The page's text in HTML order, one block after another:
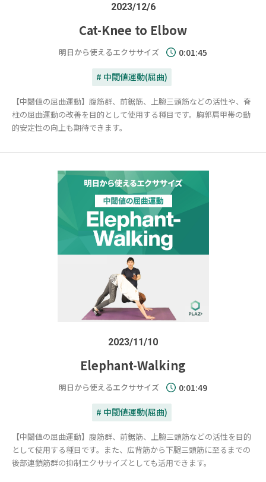
2023/12/6
Cat-Knee to Elbow
明日から使えるエクササイズ 0:01:45
# 中閾値運動(屈曲)
【中閾値の屈曲運動】腹筋群、前鋸筋、上腕三頭筋などの活性や、脊
柱の屈曲運動の改善を目的として使用する種目です。胸郭肩甲帯の動
的安定性の向上も期待できます。
2023/11/10
Elephant-Walking
明日から使えるエクササイズ 0:01:49
# 中閾値運動(屈曲)
【中閾値の屈曲運動】腹筋群、前鋸筋、上腕三頭筋などの活性を目的
として使用する種目です。また、広背筋から下腿三頭筋に至るまでの
後部連鎖筋群の抑制エクササイズとしても活用できます。